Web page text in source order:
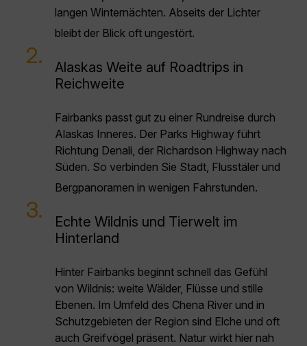
langen Winternächten. Abseits der Lichter
bleibt der Blick oft ungestört.
2.
Alaskas Weite auf Roadtrips in
Reichweite
Fairbanks passt gut zu einer Rundreise durch
Alaskas Inneres. Der Parks Highway führt
Richtung Denali, der Richardson Highway nach
Süden. So verbinden Sie Stadt, Flusstäler und
Bergpanoramen in wenigen Fahrstunden.
3.
Echte Wildnis und Tierwelt im
Hinterland
Hinter Fairbanks beginnt schnell das Gefühl
von Wildnis: weite Wälder, Flüsse und stille
Ebenen. Im Umfeld des Chena River und in
Schutzgebieten der Region sind Elche und oft
auch Greifvögel präsent. Natur wirkt hier nah